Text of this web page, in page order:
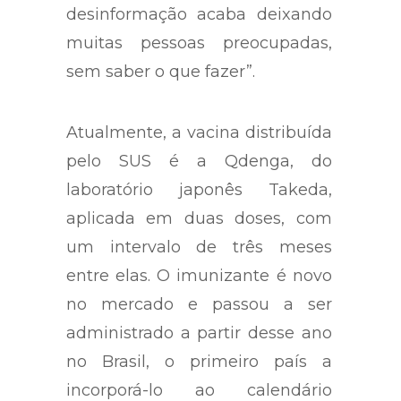
desinformação acaba deixando
muitas pessoas preocupadas,
sem saber o que fazer”.
Atualmente, a vacina distribuída
pelo SUS é a Qdenga, do
laboratório japonês Takeda,
aplicada em duas doses, com
um intervalo de três meses
entre elas. O imunizante é novo
no mercado e passou a ser
administrado a partir desse ano
no Brasil, o primeiro país a
incorporá-lo ao calendário